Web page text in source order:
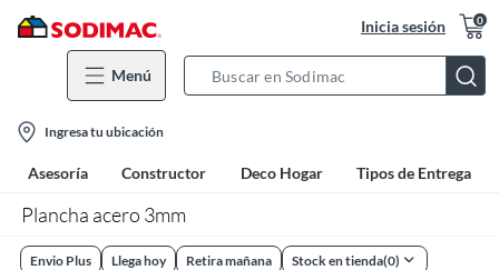
Inicia sesión 0
Menú
Bar
location-
icon
Ingresa tu ubicación
Asesoría Constructor Deco Hogar Tipos de Entrega
Plancha acero 3mm
Envio Plus Llega hoy Retira mañana Stock en tienda(0)